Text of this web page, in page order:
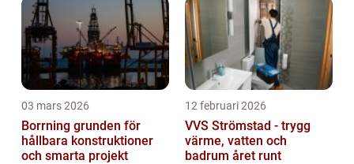
03 mars 2026
Borrning grunden för
hållbara konstruktioner
och smarta projekt
12 februari 2026
VVS Strömstad - trygg
värme, vatten och
badrum året runt